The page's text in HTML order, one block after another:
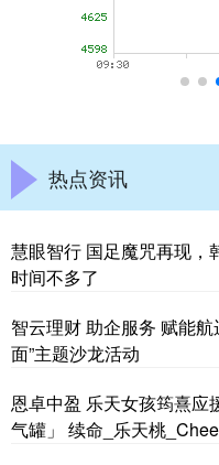
热点资讯
慧眼智行 国足魔咒再现，
时间不多了
智云理财 助企服务 赋能
面”主题沙龙活动
恩卓中盈 乐天女孩筠熹
气罐」 续命_乐天桃